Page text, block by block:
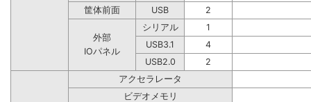
筐体前面
USB 2
外部
IOパネル
シリアル
1
USB3.1
4
USB2.0
2
アクセラレータ
ビデオメモリ